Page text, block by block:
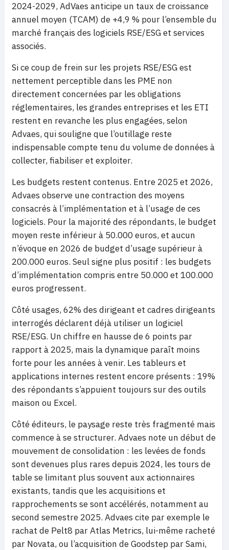
2024-2029, AdVaes anticipe un taux de croissance
annuel moyen (TCAM) de +4,9 % pour l’ensemble du
marché français des logiciels RSE/ESG et services
associés.
Si ce coup de frein sur les projets RSE/ESG est
nettement perceptible dans les PME non
directement concernées par les obligations
réglementaires, les grandes entreprises et les ETI
restent en revanche les plus engagées, selon
Advaes, qui souligne que l’outillage reste
indispensable compte tenu du volume de données à
collecter, fiabiliser et exploiter.
Les budgets restent contenus. Entre 2025 et 2026,
Advaes observe une contraction des moyens
consacrés à l’implémentation et à l’usage de ces
logiciels. Pour la majorité des répondants, le budget
moyen reste inférieur à 50.000 euros, et aucun
n’évoque en 2026 de budget d’usage supérieur à
200.000 euros. Seul signe plus positif : les budgets
d’implémentation compris entre 50.000 et 100.000
euros progressent.
Côté usages, 62% des dirigeant et cadres dirigeants
interrogés déclarent déjà utiliser un logiciel
RSE/ESG. Un chiffre en hausse de 6 points par
rapport à 2025, mais la dynamique paraît moins
forte pour les années à venir. Les tableurs et
applications internes restent encore présents : 19%
des répondants s’appuient toujours sur des outils
maison ou Excel.
Côté éditeurs, le paysage reste très fragmenté mais
commence à se structurer. Advaes note un début de
mouvement de consolidation : les levées de fonds
sont devenues plus rares depuis 2024, les tours de
table se limitant plus souvent aux actionnaires
existants, tandis que les acquisitions et
rapprochements se sont accélérés, notamment au
second semestre 2025. Advaes cite par exemple le
rachat de Pelt8 par Atlas Metrics, lui-même racheté
par Novata, ou l’acquisition de Goodstep par Sami,